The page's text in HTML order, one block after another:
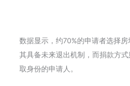
数据显示，约70%的申请者选择
其具备未来退出机制，而捐款方
取身份的申请人。